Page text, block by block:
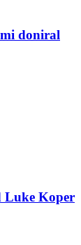
doniral
Luke Koper